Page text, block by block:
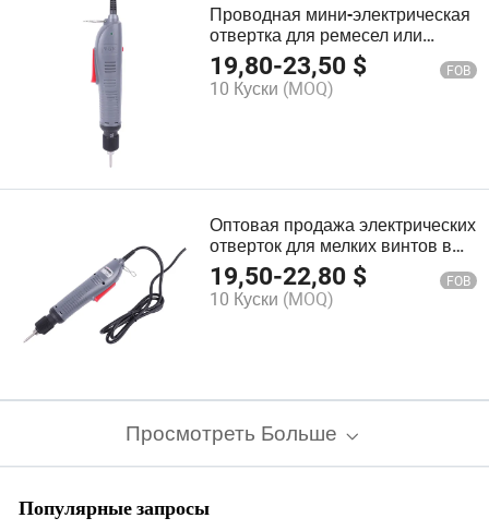
Проводная мини-электрическая
отвертка для ремесел или
рамных подставок PS407
19,80-23,50 $ FOB
10 Куски (MOQ)
Оптовая продажа электрических
отверток для мелких винтов в
компьютерах или на печатных
платах и т.д. PS635s
19,50-22,80 $ FOB
10 Куски (MOQ)
Просмотреть Больше
Популярные запросы